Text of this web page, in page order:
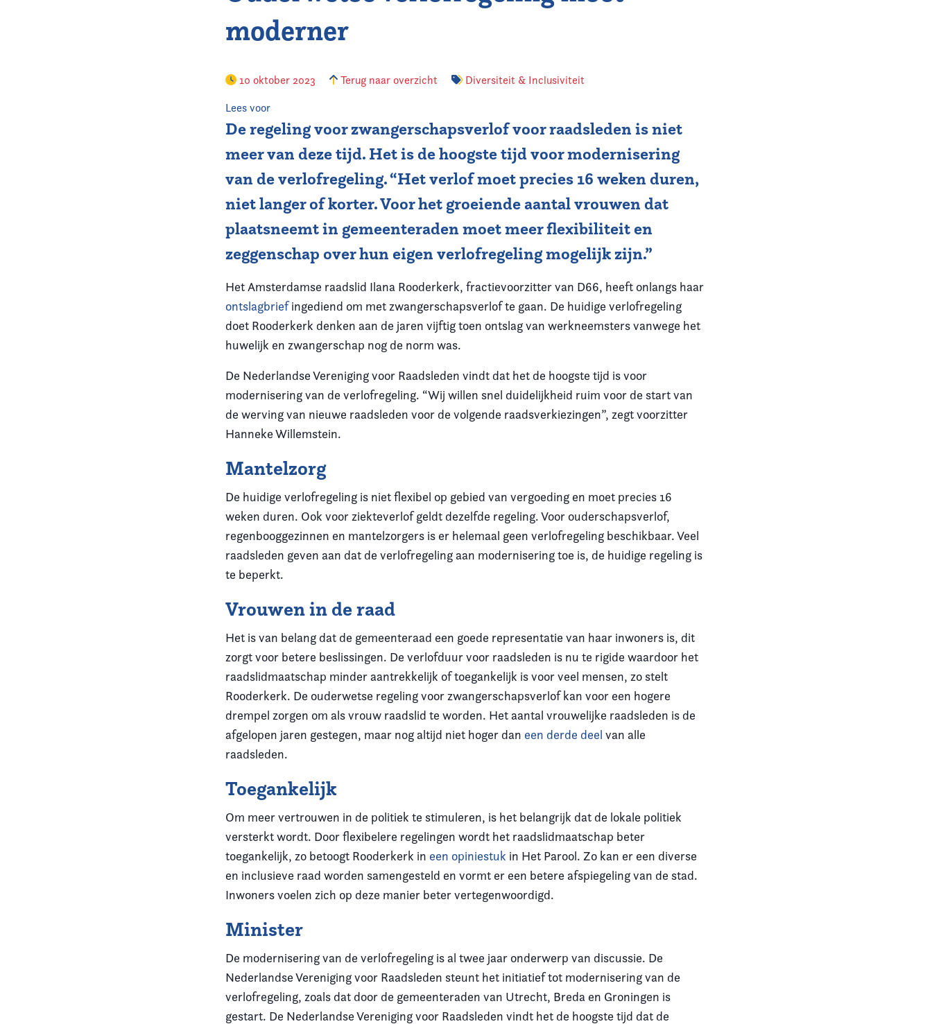
moderner
10 oktober 2023 Terug naar overzicht Diversiteit & Inclusiviteit
Lees voor
De regeling voor zwangerschapsverlof voor raadsleden is niet
meer van deze tijd. Het is de hoogste tijd voor modernisering
van de verlofregeling. “Het verlof moet precies 16 weken duren,
niet langer of korter. Voor het groeiende aantal vrouwen dat
plaatsneemt in gemeenteraden moet meer flexibiliteit en
zeggenschap over hun eigen verlofregeling mogelijk zijn.”
Het Amsterdamse raadslid Ilana Rooderkerk, fractievoorzitter van D66, heeft onlangs haar
ontslagbriefingediend om met zwangerschapsverlof te gaan. De huidige verlofregeling
doet Rooderkerk denken aan de jaren vijftig toen ontslag van werkneemsters vanwege het
huwelijk en zwangerschap nog de norm was.
De Nederlandse Vereniging voor Raadsleden vindt dat het de hoogste tijd is voor
modernisering van de verlofregeling. “Wij willen snel duidelijkheid ruim voor de start van
de werving van nieuwe raadsleden voor de volgende raadsverkiezingen”, zegt voorzitter
Hanneke Willemstein.
Mantelzorg
De huidige verlofregeling is niet flexibel op gebied van vergoeding en moet precies 16
weken duren. Ook voor ziekteverlof geldt dezelfde regeling. Voor ouderschapsverlof,
regenbooggezinnen en mantelzorgers is er helemaal geen verlofregeling beschikbaar. Veel
raadsleden geven aan dat de verlofregeling aan modernisering toe is, de huidige regeling is
te beperkt.
Vrouwen in de raad
Het is van belang dat de gemeenteraad een goede representatie van haar inwoners is, dit
zorgt voor betere beslissingen. De verlofduur voor raadsleden is nu te rigide waardoor het
raadslidmaatschap minder aantrekkelijk of toegankelijk is voor veel mensen, zo stelt
Rooderkerk. De ouderwetse regeling voor zwangerschapsverlof kan voor een hogere
drempel zorgen om als vrouw raadslid te worden. Het aantal vrouwelijke raadsleden is de
afgelopen jaren gestegen, maar nog altijd niet hoger dan een derde deel van alle
raadsleden.
Toegankelijk
Om meer vertrouwen in de politiek te stimuleren, is het belangrijk dat de lokale politiek
versterkt wordt. Door flexibelere regelingen wordt het raadslidmaatschap beter
toegankelijk, zo betoogt Rooderkerk in een opiniestuk in Het Parool. Zo kan er een diverse
en inclusieve raad worden samengesteld en vormt er een betere afspiegeling van de stad.
Inwoners voelen zich op deze manier beter vertegenwoordigd.
Minister
De modernisering van de verlofregeling is al twee jaar onderwerp van discussie. De
Nederlandse Vereniging voor Raadsleden steunt het initiatief tot modernisering van de
verlofregeling, zoals dat door de gemeenteraden van Utrecht, Breda en Groningen is
gestart. De Nederlandse Vereniging voor Raadsleden vindt het de hoogste tijd dat de